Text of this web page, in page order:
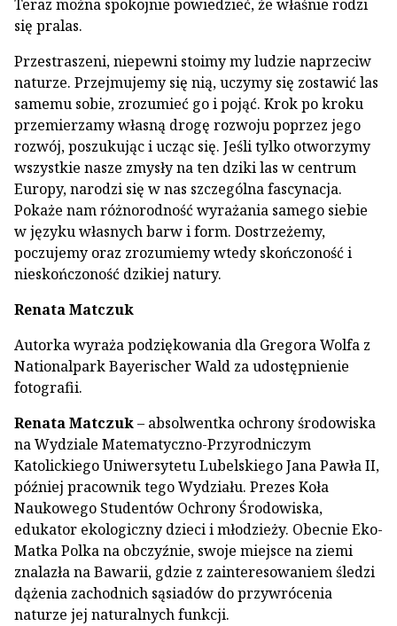
Teraz można spokojnie powiedzieć, że właśnie rodzi
się pralas.
Przestraszeni, niepewni stoimy my ludzie naprzeciw
naturze. Przejmujemy się nią, uczymy się zostawić las
samemu sobie, zrozumieć go i pojąć. Krok po kroku
przemierzamy własną drogę rozwoju poprzez jego
rozwój, poszukując i ucząc się. Jeśli tylko otworzymy
wszystkie nasze zmysły na ten dziki las w centrum
Europy, narodzi się w nas szczególna fascynacja.
Pokaże nam różnorodność wyrażania samego siebie
w języku własnych barw i form. Dostrzeżemy,
poczujemy oraz zrozumiemy wtedy skończoność i
nieskończoność dzikiej natury.
Renata Matczuk
Autorka wyraża podziękowania dla Gregora Wolfa z
Nationalpark Bayerischer Wald za udostępnienie
fotografii.
Renata Matczuk– absolwentka ochrony środowiska
na Wydziale Matematyczno-Przyrodniczym
Katolickiego Uniwersytetu Lubelskiego Jana Pawła II,
później pracownik tego Wydziału. Prezes Koła
Naukowego Studentów Ochrony Środowiska,
edukator ekologiczny dzieci i młodzieży. Obecnie Eko-
Matka Polka na obczyźnie, swoje miejsce na ziemi
znalazła na Bawarii, gdzie z zainteresowaniem śledzi
dążenia zachodnich sąsiadów do przywrócenia
naturze jej naturalnych funkcji.